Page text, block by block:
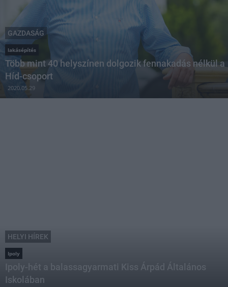
GAZDASÁG
lakásépítés
Több mint 40 helyszínen dolgozik fennakadás nélkül a
Híd-csoport
2020.05.29
HELYI HÍREK
Ipoly
Ipoly-hét a balassagyarmati Kiss Árpád Általános
Iskolában